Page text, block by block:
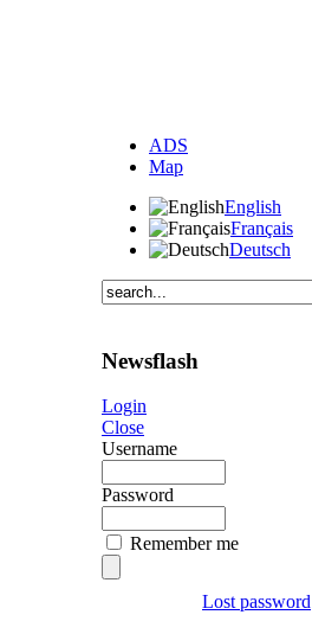
ADS
Map
English
Français
Deutsch
Newsflash
Login
Close
Username
Password
Remember me
Lost password